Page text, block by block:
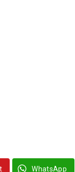
WhatsApp